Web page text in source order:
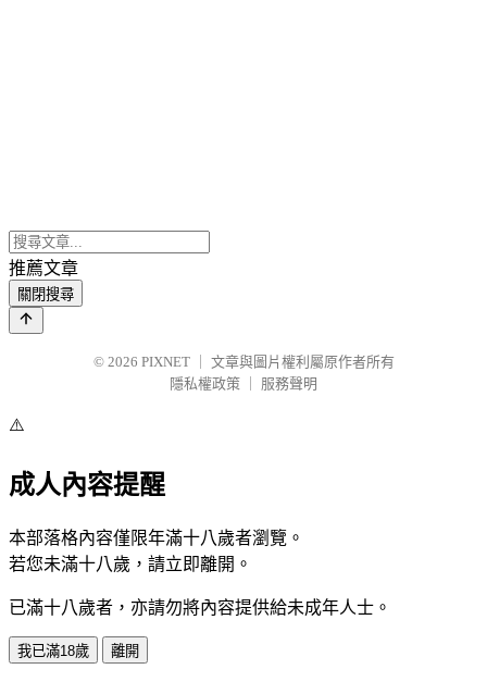
推薦文章
關閉搜尋
© 2026 PIXNET
文章與圖片權利屬原作者所有
隱私權政策
服務聲明
⚠️
成人內容提醒
本部落格內容僅限年滿十八歲者瀏覽。
若您未滿十八歲，請立即離開。
已滿十八歲者，亦請勿將內容提供給未成年人士。
我已滿18歲 離開